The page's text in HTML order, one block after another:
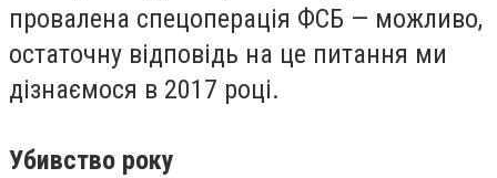
провалена спецоперація ФСБ — можливо,
остаточну відповідь на це питання ми
дізнаємося в 2017 році.
Убивство року